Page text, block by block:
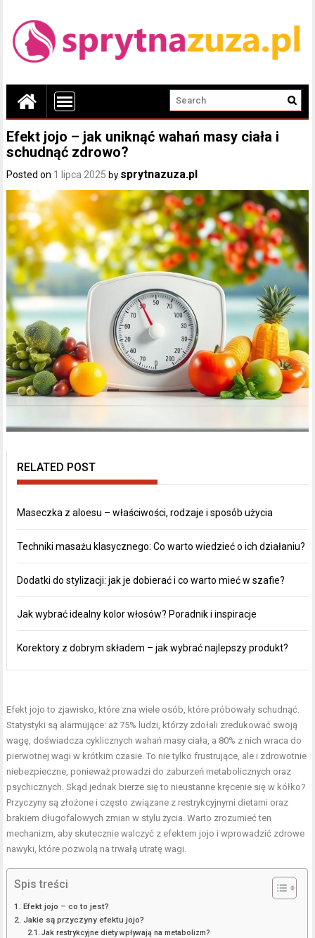
Efekt jojo – jak uniknąć wahań masy ciała i
schudnąć zdrowo?
Posted on 1 lipca 2025 by sprytnazuza.pl
RELATED POST
Maseczka z aloesu – właściwości, rodzaje i sposób użycia
Techniki masażu klasycznego: Co warto wiedzieć o ich działaniu?
Dodatki do stylizacji: jak je dobierać i co warto mieć w szafie?
Jak wybrać idealny kolor włosów? Poradnik i inspiracje
Korektory z dobrym składem – jak wybrać najlepszy produkt?
Efekt jojo to zjawisko, które zna wiele osób, które próbowały schudnąć.
Statystyki są alarmujące: aż 75% ludzi, którzy zdołali zredukować swoją
wagę, doświadcza cyklicznych wahań masy ciała, a 80% z nich wraca do
pierwotnej wagi w krótkim czasie. To nie tylko frustrujące, ale i zdrowotnie
niebezpieczne, ponieważ prowadzi do zaburzeń metabolicznych oraz
psychicznych. Skąd jednak bierze się to nieustanne kręcenie się w kółko?
Przyczyny są złożone i często związane z restrykcyjnymi dietami oraz
brakiem długofalowych zmian w stylu życia. Warto zrozumieć ten
mechanizm, aby skutecznie walczyć z efektem jojo i wprowadzić zdrowe
nawyki, które pozwolą na trwałą utratę wagi.
Spis treści
Efekt jojo – co to jest?
Jakie są przyczyny efektu jojo?
Jak restrykcyjne diety wpływają na metabolizm?